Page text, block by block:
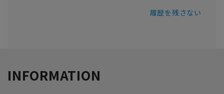
履歴を残さない
INFORMATION